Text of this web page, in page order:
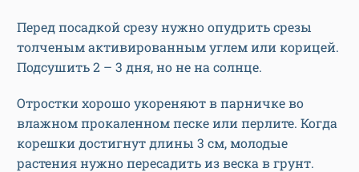
Перед посадкой срезу нужно опудрить срезы
толченым активированным углем или корицей.
Подсушить 2 – 3 дня, но не на солнце.
Отростки хорошо укореняют в парничке во
влажном прокаленном песке или перлите. Когда
корешки достигнут длины 3 см, молодые
растения нужно пересадить из веска в грунт.